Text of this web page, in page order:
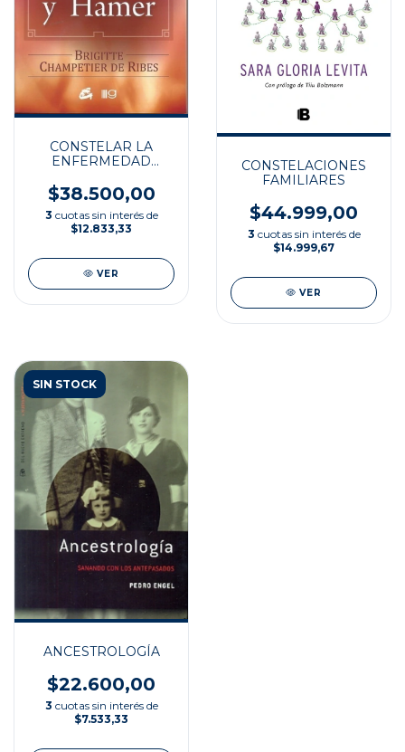
CONSTELAR LA
ENFERMEDAD
COMPRENSIONES
DE HELLINGER Y
HAMER
$38.500,00
3 cuotas sin interés de
$12.833,33
VER
CONSTELACIONES
FAMILIARES
$44.999,00
3 cuotas sin interés de
$14.999,67
VER
SIN STOCK
ANCESTROLOGÍA
$22.600,00
3 cuotas sin interés de
$7.533,33